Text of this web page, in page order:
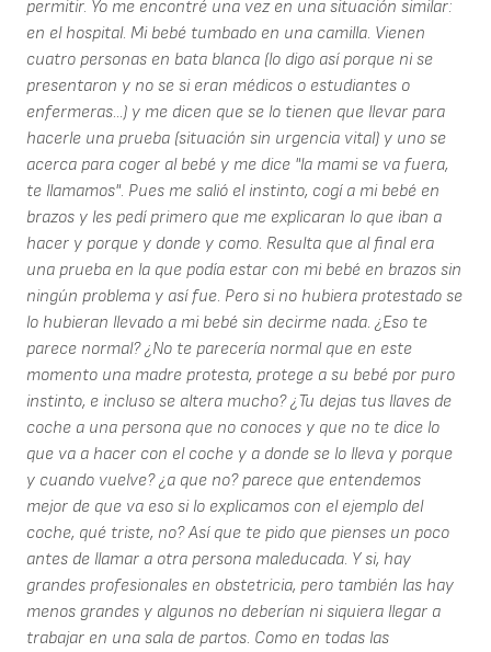
permitir. Yo me encontré una vez en una situación similar:
en el hospital. Mi bebé tumbado en una camilla. Vienen
cuatro personas en bata blanca (lo digo así porque ni se
presentaron y no se si eran médicos o estudiantes o
enfermeras...) y me dicen que se lo tienen que llevar para
hacerle una prueba (situación sin urgencia vital) y uno se
acerca para coger al bebé y me dice "la mami se va fuera,
te llamamos". Pues me salió el instinto, cogí a mi bebé en
brazos y les pedí primero que me explicaran lo que iban a
hacer y porque y donde y como. Resulta que al final era
una prueba en la que podía estar con mi bebé en brazos sin
ningún problema y así fue. Pero si no hubiera protestado se
lo hubieran llevado a mi bebé sin decirme nada. ¿Eso te
parece normal? ¿No te parecería normal que en este
momento una madre protesta, protege a su bebé por puro
instinto, e incluso se altera mucho? ¿Tu dejas tus llaves de
coche a una persona que no conoces y que no te dice lo
que va a hacer con el coche y a donde se lo lleva y porque
y cuando vuelve? ¿a que no? parece que entendemos
mejor de que va eso si lo explicamos con el ejemplo del
coche, qué triste, no? Así que te pido que pienses un poco
antes de llamar a otra persona maleducada. Y si, hay
grandes profesionales en obstetricia, pero también las hay
menos grandes y algunos no deberían ni siquiera llegar a
trabajar en una sala de partos. Como en todas las